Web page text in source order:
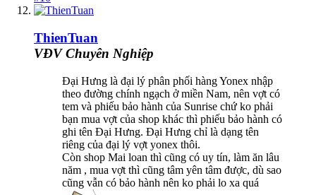
ThienTuan
VĐV Chuyên Nghiệp
Đại Hưng là đại lý phân phối hàng Yonex nhập
theo đường chính ngạch ở miền Nam, nên vợt có
tem và phiếu bảo hành của Sunrise chứ ko phải
bạn mua vợt của shop khác thì phiếu bảo hành có
ghi tên Đại Hưng. Đại Hưng chỉ là dạng tên
riêng của đại lý vợt yonex thôi.
Còn shop Mai loan thì cũng có uy tín, làm ăn lâu
năm , mua vợt thì cũng tâm yên tâm được, dù sao
cũng vẫn có bảo hành nên ko phải lo xa quá